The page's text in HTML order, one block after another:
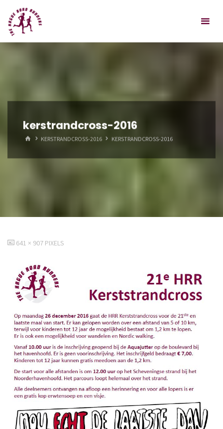
Spring
naar
inhoud
kerstrandcross-2016
HOMEKERSTRANDCROSS-2016 KERSTRANDCROSS-2016
VOLLEDIGE
641 × 907 PIXELS